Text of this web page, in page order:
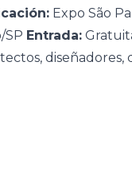
Expo São
SP Entrada:
diseñadores,